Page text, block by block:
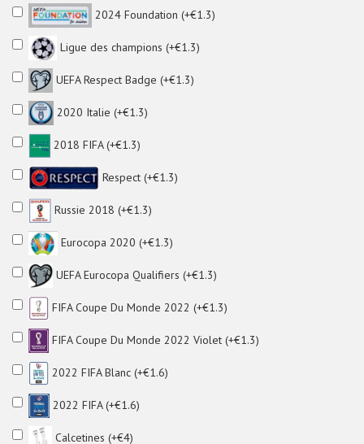
2024 Foundation (+€1.3)
Ligue des champions (+€1.3)
UEFA Respect Badge (+€1.3)
2020 Italie (+€1.3)
2018 FIFA (+€1.3)
Respect (+€1.3)
Russie 2018 (+€1.3)
Eurocopa 2020 (+€1.3)
UEFA Eurocopa Qualifiers (+€1.3)
FIFA Coupe Du Monde 2022 (+€1.3)
FIFA Coupe Du Monde 2022 Violet (+€1.3)
2022 FIFA Blanc (+€1.6)
2022 FIFA (+€1.6)
Calcetines (+€4)